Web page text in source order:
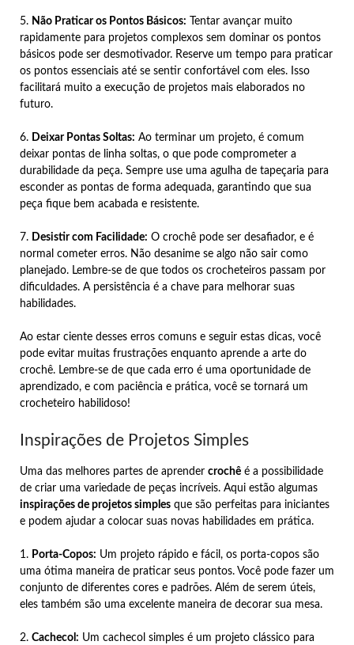
5. Não Praticar os Pontos Básicos: Tentar avançar muito
rapidamente para projetos complexos sem dominar os pontos
básicos pode ser desmotivador. Reserve um tempo para praticar
os pontos essenciais até se sentir confortável com eles. Isso
facilitará muito a execução de projetos mais elaborados no
futuro.
6. Deixar Pontas Soltas: Ao terminar um projeto, é comum
deixar pontas de linha soltas, o que pode comprometer a
durabilidade da peça. Sempre use uma agulha de tapeçaria para
esconder as pontas de forma adequada, garantindo que sua
peça fique bem acabada e resistente.
7. Desistir com Facilidade: O crochê pode ser desafiador, e é
normal cometer erros. Não desanime se algo não sair como
planejado. Lembre-se de que todos os crocheteiros passam por
dificuldades. A persistência é a chave para melhorar suas
habilidades.
Ao estar ciente desses erros comuns e seguir estas dicas, você
pode evitar muitas frustrações enquanto aprende a arte do
crochê. Lembre-se de que cada erro é uma oportunidade de
aprendizado, e com paciência e prática, você se tornará um
crocheteiro habilidoso!
Inspirações de Projetos Simples
Uma das melhores partes de aprender crochê é a possibilidade
de criar uma variedade de peças incríveis. Aqui estão algumas
inspirações de projetos simples que são perfeitas para iniciantes
e podem ajudar a colocar suas novas habilidades em prática.
1. Porta-Copos: Um projeto rápido e fácil, os porta-copos são
uma ótima maneira de praticar seus pontos. Você pode fazer um
conjunto de diferentes cores e padrões. Além de serem úteis,
eles também são uma excelente maneira de decorar sua mesa.
2. Cachecol: Um cachecol simples é um projeto clássico para